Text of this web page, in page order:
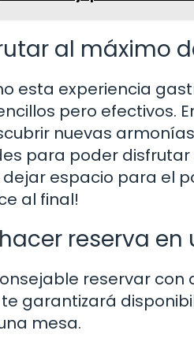
al máximo
esta experiencia
pero efectivos.
nuevas
para poder
espacio para el
al final!
reserva
reservar
garantizará
mesa.